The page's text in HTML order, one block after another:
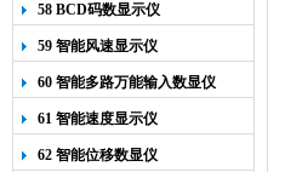
58 BCD码数显示仪
59 智能风速显示仪
60 智能多路万能输入数显仪
61 智能速度显示仪
62 智能位移数显仪